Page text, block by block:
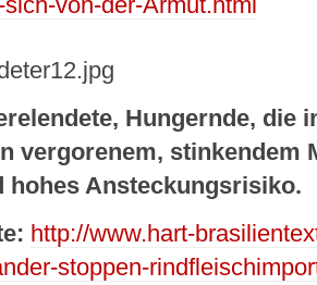
Hungernde, die
vergorenem, stinkendem
hohes Ansteckungsrisiko.
http://www.hart-
stoppen-